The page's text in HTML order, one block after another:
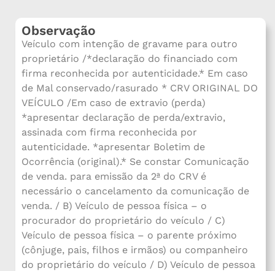
Observação
Veículo com intenção de gravame para outro
proprietário /*declaração do financiado com
firma reconhecida por autenticidade.* Em caso
de Mal conservado/rasurado * CRV ORIGINAL DO
VEÍCULO /Em caso de extravio (perda)
*apresentar declaração de perda/extravio,
assinada com firma reconhecida por
autenticidade. *apresentar Boletim de
Ocorrência (original).* Se constar Comunicação
de venda. para emissão da 2ª do CRV é
necessário o cancelamento da comunicação de
venda. / B) Veículo de pessoa física – o
procurador do proprietário do veículo / C)
Veículo de pessoa física – o parente próximo
(cônjuge, pais, filhos e irmãos) ou companheiro
do proprietário do veículo / D) Veículo de pessoa